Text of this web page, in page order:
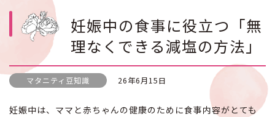
妊娠中の食事に役立つ「無
理なくできる減塩の方法」
マタニティ豆知識 26年6月15日
妊娠中は、ママと赤ちゃんの健康のために食事内容がとても